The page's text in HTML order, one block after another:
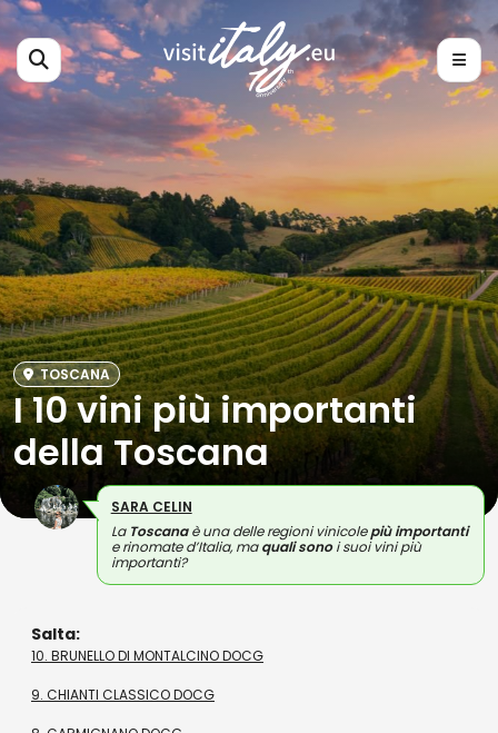
TOSCANA
I 10 vini più importanti
della Toscana
SARA CELIN
LaToscanaè una delle regioni vinicolepiù importanti
e rinomate d’Italia, maquali sonoi suoi vini più
importanti?
Salta:
10. BRUNELLO DI MONTALCINO DOCG
9. CHIANTI CLASSICO DOCG